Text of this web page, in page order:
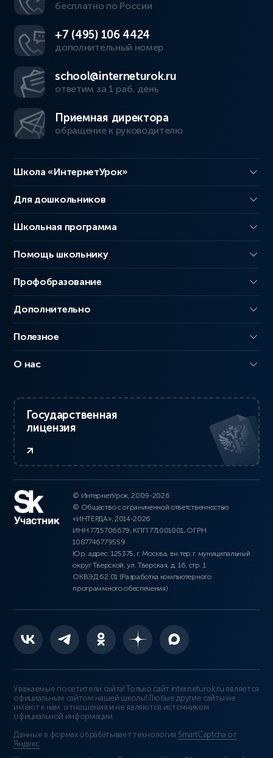
бесплатно по России
+7 (495) 106 4424
дополнительный номер
school@interneturok.ru
ответим за 1 раб. день
Приемная директора
обращение к руководителю
Школа «ИнтернетУрок»
Для дошкольников
Школьная программа
Помощь школьнику
Профобразование
Дополнительно
Полезное
О нас
Государственная
лицензия
© ИнтернетУрок, 2009-2026
© Общество с ограниченной ответственностью
«ИНТЕРДА», 2014-2026
ИНН 7715706679, КПП 771001001, ОГРН
1087746779559
Юр. адрес: 125375, г. Москва, вн.тер.г. муниципальный
округ Тверской, ул. Тверская, д. 16, стр. 1
ОКВЭД 62.01 (Разработка компьютерного
программного обеспечения)
Уважаемые посетители сайта! Только сайт interneturok.ru является
официальным сайтом нашей школы! Любые другие сайты не
имеют к нам отношения и не являются источником
официальной информации.
Данные в формах обрабатывает технология SmartCaptcha от
Яндекс